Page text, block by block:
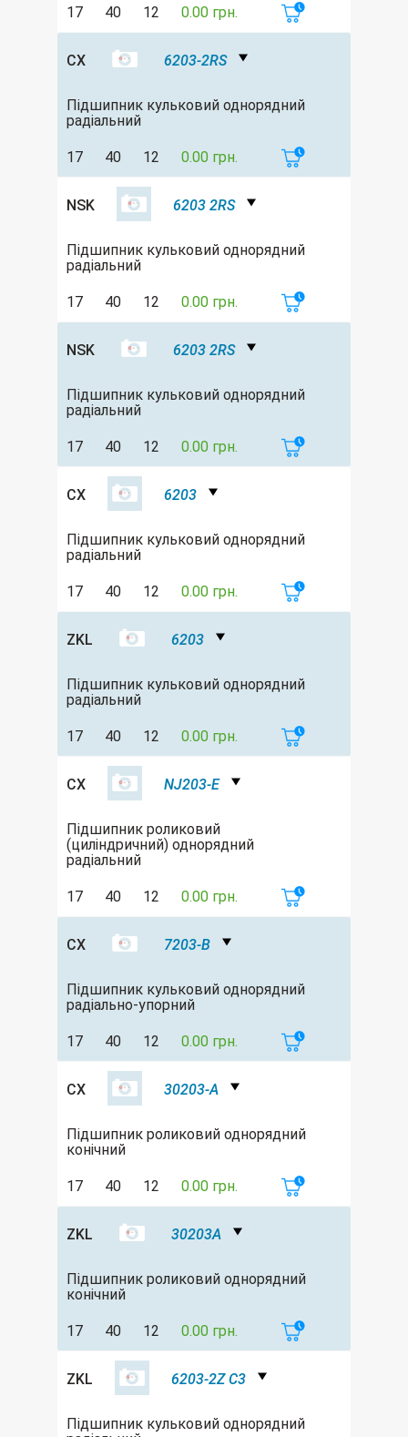
17 40 12 0.00 грн.
CX 6203-2RS
Підшипник кульковий однорядний
радіальний
17 40 12 0.00 грн.
NSK 6203 2RS
Підшипник кульковий однорядний
радіальний
17 40 12 0.00 грн.
NSK 6203 2RS
Підшипник кульковий однорядний
радіальний
17 40 12 0.00 грн.
CX 6203
Підшипник кульковий однорядний
радіальний
17 40 12 0.00 грн.
ZKL 6203
Підшипник кульковий однорядний
радіальний
17 40 12 0.00 грн.
CX NJ203-E
Підшипник роликовий
(циліндричний) однорядний
радіальний
17 40 12 0.00 грн.
CX 7203-B
Підшипник кульковий однорядний
радіально-упорний
17 40 12 0.00 грн.
CX 30203-A
Підшипник роликовий однорядний
конічний
17 40 12 0.00 грн.
ZKL 30203A
Підшипник роликовий однорядний
конічний
17 40 12 0.00 грн.
ZKL 6203-2Z C3
Підшипник кульковий однорядний